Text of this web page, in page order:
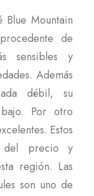
Mountain
de
sensibles y
Además
débil, su
Por otro
Estos
del precio y
región. Las
son uno de